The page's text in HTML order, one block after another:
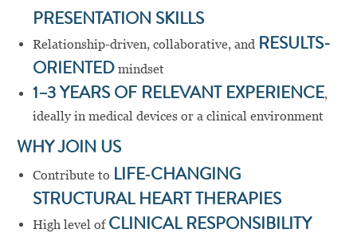
PRESENTATION SKILLS
Relationship-driven, collaborative, and RESULTS-
ORIENTEDmindset
1–3 YEARS OF RELEVANT EXPERIENCE,
ideally in medical devices or a clinical environment
WHY JOIN US
Contribute to LIFE‑CHANGING
STRUCTURAL HEART THERAPIES
High level ofCLINICAL RESPONSIBILITY